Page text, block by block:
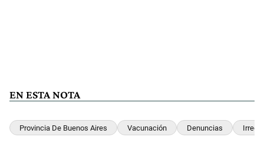
EN ESTA NOTA
Provincia De Buenos Aires Vacunación Denuncias